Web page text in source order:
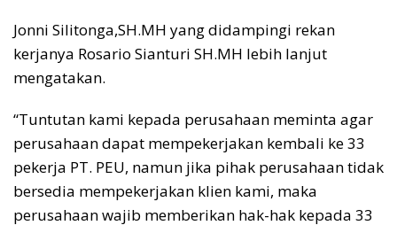
Jonni Silitonga,SH.MH yang didampingi rekan
kerjanya Rosario Sianturi SH.MH lebih lanjut
mengatakan.
“Tuntutan kami kepada perusahaan meminta agar
perusahaan dapat mempekerjakan kembali ke 33
pekerja PT. PEU, namun jika pihak perusahaan tidak
bersedia mempekerjakan klien kami, maka
perusahaan wajib memberikan hak-hak kepada 33